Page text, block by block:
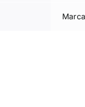
Marca